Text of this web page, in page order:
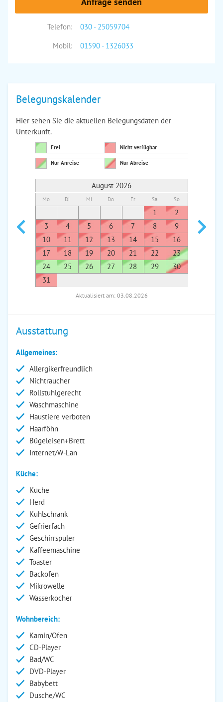
Telefon:
030 - 25059704
Mobil:
01590 - 1326033
Belegungskalender
Hier sehen Sie die aktuellen Belegungsdaten der
Unterkunft.
Frei Nicht verfügbar
Nur Anreise Nur Abreise
August 2026
Mo Di Mi Do Fr Sa So
1
2
3
4 5 6 7 8
9
10
11 12 13 14 15
16
17
18 19 20 21 22
23
24
25 26 27 28 29
30
31
7
Aktualisiert am: 03.08.2026
Ausstattung
Allgemeines:
Allergikerfreundlich
Nichtraucher
Rollstuhlgerecht
Waschmaschine
Haustiere verboten
Haarföhn
Bügeleisen+Brett
Internet/W-Lan
Küche:
Küche
Herd
Kühlschrank
Gefrierfach
Geschirrspüler
Kaffeemaschine
Toaster
Backofen
Mikrowelle
Wasserkocher
Wohnbereich:
Kamin/Ofen
CD-Player
Bad/WC
DVD-Player
Babybett
Dusche/WC